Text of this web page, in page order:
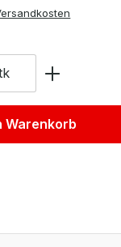
Warenkorb